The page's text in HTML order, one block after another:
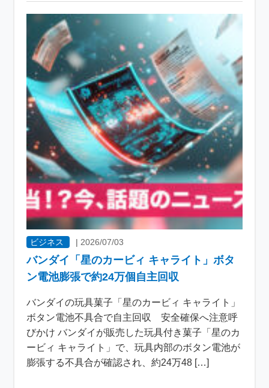
ビジネス |2026/07/03
バンダイ「星のカービィ キャライト」ボタ
ン電池膨張で約24万個自主回収
バンダイの玩具菓子「星のカービィ キャライト」
ボタン電池不具合で自主回収 安全確保へ注意呼
びかけ バンダイが販売した玩具付き菓子「星のカ
ービィ キャライト」で、玩具内部のボタン電池が
膨張する不具合が確認され、約24万48 […]